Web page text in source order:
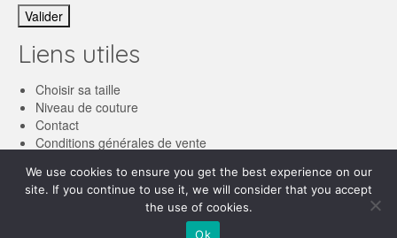
Liens utiles
Choisir sa taille
Niveau de couture
Contact
Conditions générales de vente
We use cookies to ensure you get the best experience on our
site. If you continue to use it, we will consider that you accept
the use of cookies.
Ok